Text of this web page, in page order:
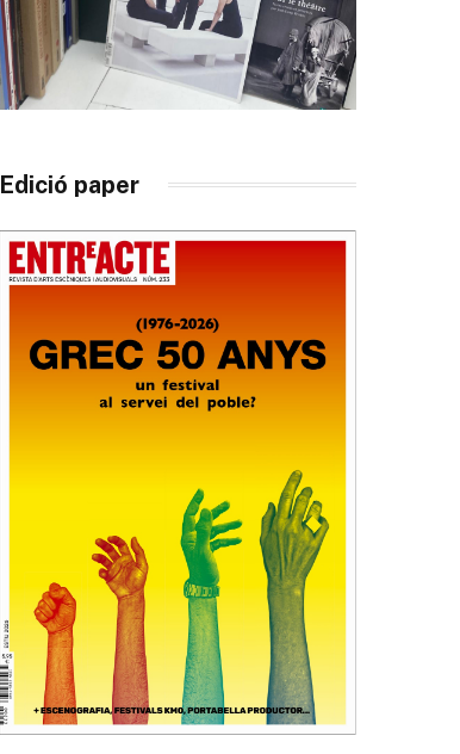
Edició paper